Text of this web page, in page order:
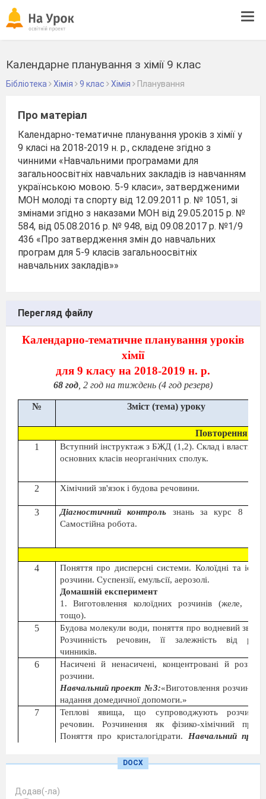
Календарне планування з хімії 9 клас
Бібліотека Хімія 9 клас Хімія Планування
Про матеріал
Календарно-тематичне планування уроків з хімії у
9 класі на 2018-2019 н. р., складене згідно з
чинними «Навчальними програмами для
загальноосвітніх навчальних закладів із навчанням
українською мовою. 5-9 класи», затвердженими
МОН молоді та спорту від 12.09.2011 р. № 1051, зі
змінами згідно з наказами МОН від 29.05.2015 р. №
584, від 05.08.2016 р. № 948, від 09.08.2017 р. №1/9
436 «Про затвердження змін до навчальних
програм для 5-9 класів загальноосвітніх
навчальних закладів»»
Перегляд файлу
Календарно-тематичне планування уроків
хімії
для 9 класу на 2018-2019 н. р.
68 год , 2 год на тиждень (4 год резерв)
№ Зміст (тема) уроку
Повторення
1
Вступний інструктаж з БЖД (1,2). Склад і
основних класів неорганічних сполук.
2 Хімічний зв'язок і будова речовини.
3 Діагностичний контроль знань за курс 8
Самостійна робота.
4
Поняття про дисперсні системи. Колоїдні та
розчини. Суспензії, емульсії, аерозолі.
Домашній експеримент
1. Виготовлення колоїдних розчинів (желе,
тощо).
5
Будова молекули води, поняття про водневий
Розчинність речовин, її залежність від
чинників.
6
Насичені й ненасичені, концентровані й
розчини.
Навчальний проект №3:«Виготовлення розчинів
надання домедичної допомоги.»
7
Теплові явища, що супроводжують
речовин. Розчинення як фізико-хімічний
Поняття про кристалогідрати. Навчальний
1.Теплові явища під час розчинення
8
DOCX
Додав(-ла)